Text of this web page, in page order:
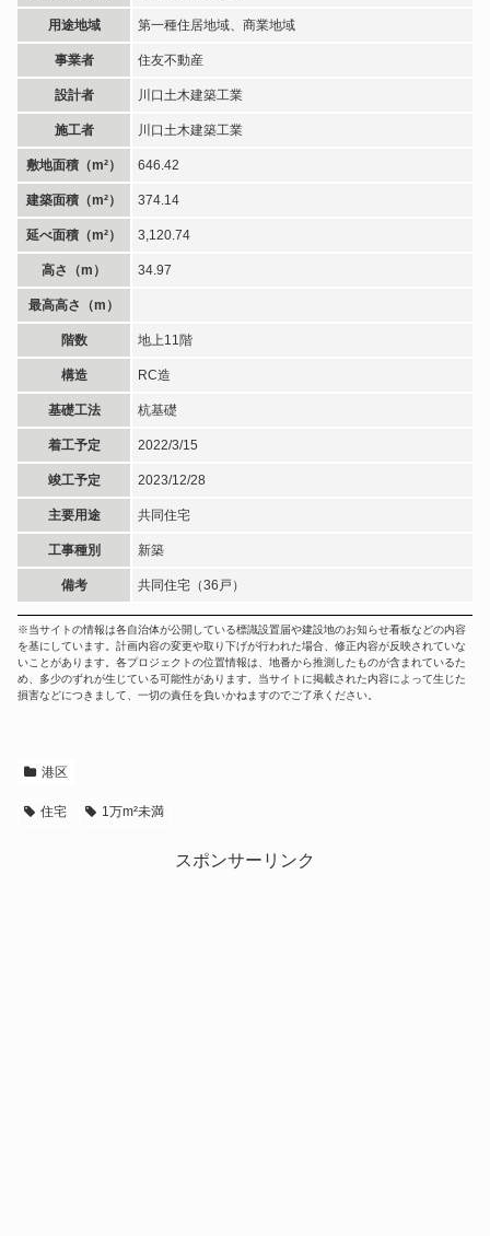
用途地域 第一種住居地域、商業地域
事業者 住友不動産
設計者 川口土木建築工業
施工者 川口土木建築工業
敷地面積（m²） 646.42
建築面積（m²） 374.14
延べ面積（m²） 3,120.74
高さ（m） 34.97
最高高さ（m）
階数 地上11階
構造 RC造
基礎工法 杭基礎
着工予定 2022/3/15
竣工予定 2023/12/28
主要用途 共同住宅
工事種別 新築
備考 共同住宅（36戸）
※当サイトの情報は各自治体が公開している標識設置届や建設地のお知らせ看板などの内容
を基にしています。計画内容の変更や取り下げが行われた場合、修正内容が反映されていな
いことがあります。各プロジェクトの位置情報は、地番から推測したものが含まれているた
め、多少のずれが生じている可能性があります。当サイトに掲載された内容によって生じた
損害などにつきまして、一切の責任を負いかねますのでご了承ください。
港区
住宅 1万m²未満
スポンサーリンク